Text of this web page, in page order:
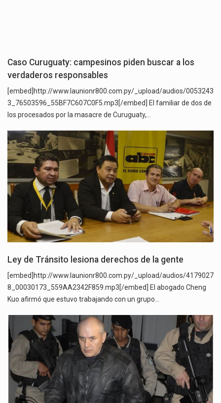
Caso Curuguaty: campesinos piden buscar a los
verdaderos responsables
[embed]http://www.launionr800.com.py/_upload/audios/0053243
3_76503596_55BF7C607C0F5.mp3[/embed] El familiar de dos de
los procesados por la masacre de Curuguaty,…
Ley de Tránsito lesiona derechos de la gente
[embed]http://www.launionr800.com.py/_upload/audios/4179027
8_00030173_559AA2342F859.mp3[/embed] El abogado Cheng
Kuo afirmó que estuvo trabajando con un grupo…